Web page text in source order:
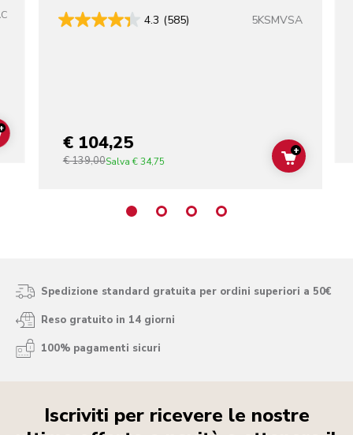
ADD TO CART
4.3 (585) 5KSMVSA
€ 104,25
€ 139,00Salva € 34,75 ADD TO
+
Spedizione standard gratuita per ordini superiori a 50€
Reso gratuito in 14 giorni
100% pagamenti sicuri
Iscriviti per ricevere le nostre